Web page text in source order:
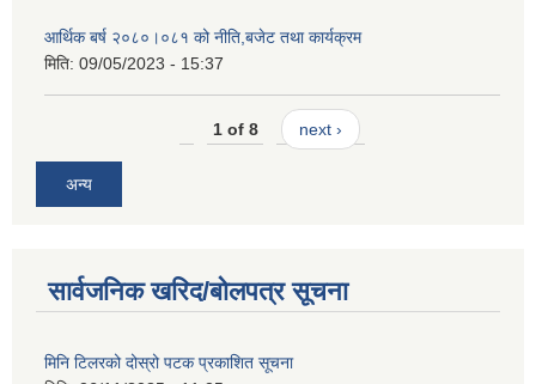
आर्थिक बर्ष २०८०।०८१ को नीति,बजेट तथा कार्यक्रम
मिति: 09/05/2023 - 15:37
1 of 8 next ›
अन्य
सार्वजनिक खरिद/बोलपत्र सूचना
मिनि टिलरको दोस्रो पटक प्रकाशित सूचना